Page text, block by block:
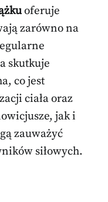
oferuje
zarówno na
skutkuje
co jest
ciała oraz
jak i
zauważyć
siłowych.